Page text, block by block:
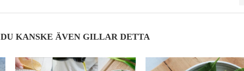
DU KANSKE ÄVEN GILLAR DETTA